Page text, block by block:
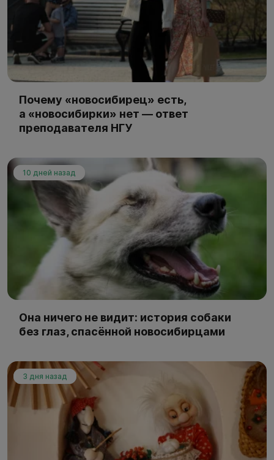
Почему «новосибирец» есть,
а «новосибирки» нет — ответ
преподавателя НГУ
10 дней назад
Она ничего не видит: история собаки
без глаз, спасённой новосибирцами
3 дня назад